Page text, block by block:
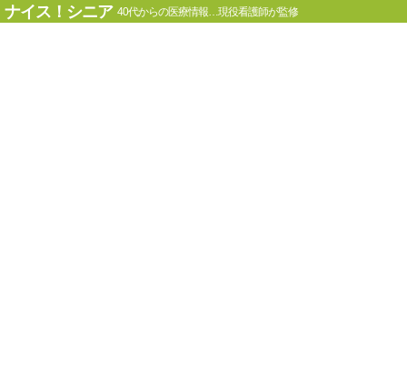
ナイス！シニア 40代からの医療情報…現役看護師が監修